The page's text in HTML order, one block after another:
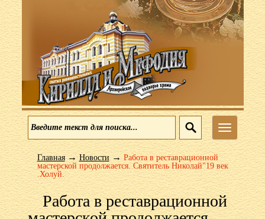
Меню
Главная→Новости→Работа в реставрационной
мастерской продолжается. Святитель Николай"19 век
.Холуй.
Работа в реставрационной